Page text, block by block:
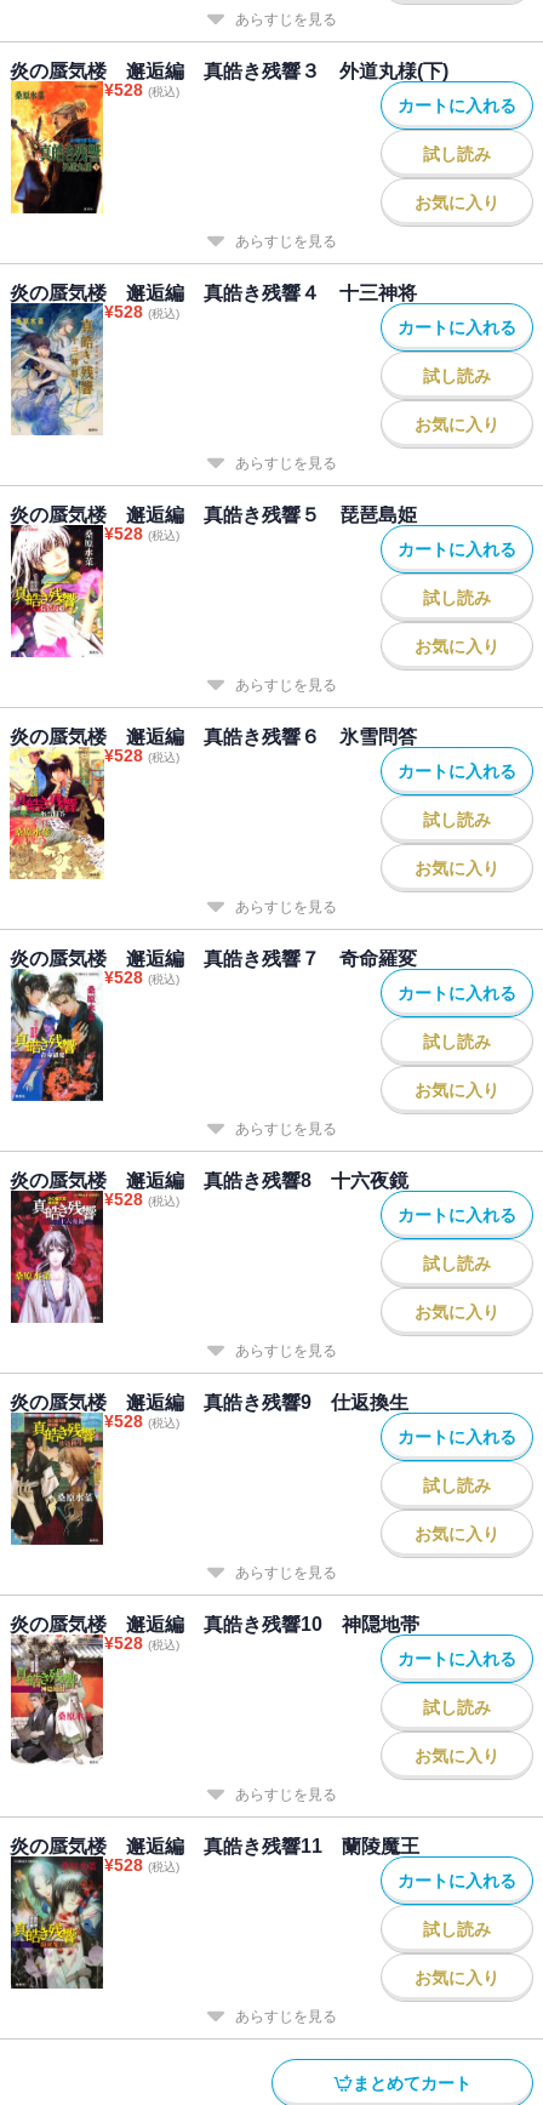
あらすじを見る
炎の蜃気楼 邂逅編 真皓き残響３ 外道丸様(下)
¥528 (税込)
カートに入れる
試し読み
お気に入り
あらすじを見る
炎の蜃気楼 邂逅編 真皓き残響４ 十三神将
¥528 (税込)
カートに入れる
試し読み
お気に入り
あらすじを見る
炎の蜃気楼 邂逅編 真皓き残響５ 琵琶島姫
¥528 (税込)
カートに入れる
試し読み
お気に入り
あらすじを見る
炎の蜃気楼 邂逅編 真皓き残響６ 氷雪問答
¥528 (税込)
カートに入れる
試し読み
お気に入り
あらすじを見る
炎の蜃気楼 邂逅編 真皓き残響７ 奇命羅変
¥528 (税込)
カートに入れる
試し読み
お気に入り
あらすじを見る
炎の蜃気楼 邂逅編 真皓き残響8 十六夜鏡
¥528 (税込)
カートに入れる
試し読み
お気に入り
あらすじを見る
炎の蜃気楼 邂逅編 真皓き残響9 仕返換生
¥528 (税込)
カートに入れる
試し読み
お気に入り
あらすじを見る
炎の蜃気楼 邂逅編 真皓き残響10 神隠地帯
¥528 (税込)
カートに入れる
試し読み
お気に入り
あらすじを見る
炎の蜃気楼 邂逅編 真皓き残響11 蘭陵魔王
¥528 (税込)
カートに入れる
試し読み
お気に入り
あらすじを見る
まとめてカート